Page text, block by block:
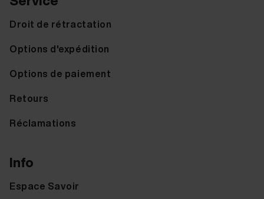
Droit de rétractation
Options d'expédition
Options de paiement
Retours
Réclamations
Info
Espace Savoir